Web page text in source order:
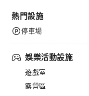
熱門設施
停車場
娛樂活動設施
遊戲室
露營區